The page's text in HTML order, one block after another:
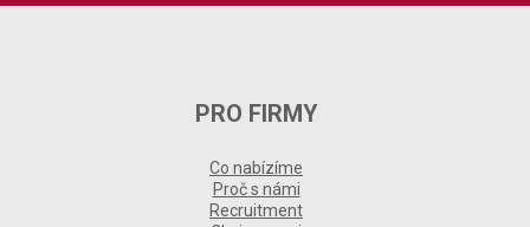
PRO FIRMY
Co nabízíme
Proč s námi
Recruitment